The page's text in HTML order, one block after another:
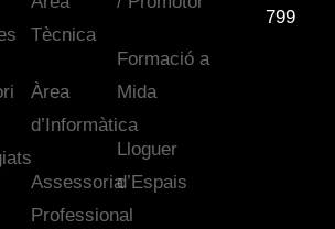
Tècnica
Àrea
d’Informàtica
Assessoria
Professional
Formació a
Mida
Lloguer
d’Espais
799